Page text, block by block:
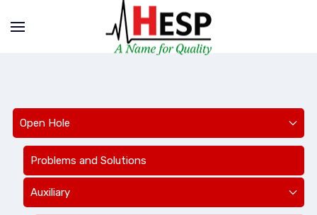
Open Hole
Problems and Solutions
Auxiliary